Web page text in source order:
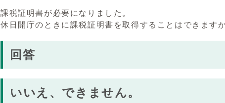
課税証明書が必要になりました。
休日開庁のときに課税証明書を取得することはできます
回答
いいえ、できません。